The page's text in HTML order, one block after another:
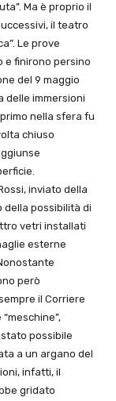
Ma è proprio il
il teatro
Le prove
e finirono persino
del 9 maggio
delle immersioni
nella sfera fu
chiuso
inviato della
della possibilità di
vetri installati
esterne
però
il Corriere
possibile
a un argano del
infatti, il
gridato